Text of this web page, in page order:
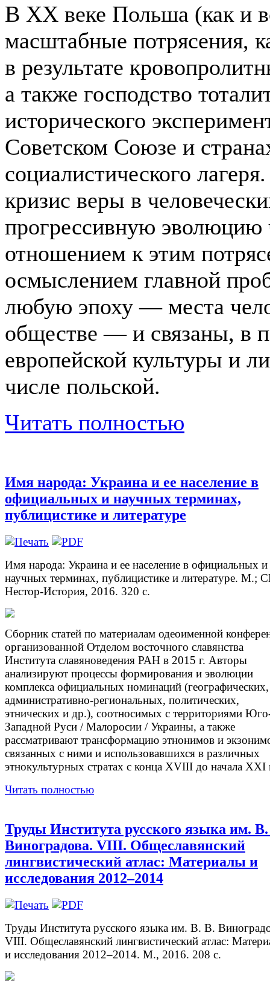
В XX веке Польша (как и
масштабные потрясения,
в результате
а также господство
исторического
Советском Союзе и
социалистического
кризис веры в
прогрессивную эволюцию
отношением к этим
осмыслением главной
любую эпоху — места
обществе — и связаны, в
европейской культуры и
числе польской.
Читать полностью
Имя народа: Украина и ее население в
официальных и научных терминах,
публицистике и литературе
Имя народа: Украина и ее население в официальных и
научных терминах, публицистике и литературе. М.;
Нестор-История, 2016. 320 с.
Сборник статей по материалам одеоименной
организованной Отделом восточного славянства
Института славяноведения РАН в 2015 г. Авторы
анализируют процессы формирования и эволюции
комплекса официальных номинаций (географических,
административно-региональных, политических,
этнических и др.), соотносимых с территориями
Западной Руси / Малоросии / Украины, а также
рассматривают трансформацию этнонимов и
связанных с ними и использовавшихся в различных
этнокультурных стратах с конца XVIII до начала XXI
Читать полностью
Труды Института русского языка им.
Виноградова. VIII. Общеславянский
лингвистический атлас: Материалы и
исследования 2012–2014
Труды Института русского языка им. В. В.
VIII. Общеславянский лингвистический атлас:
и исследования 2012–2014. М., 2016. 208 с.